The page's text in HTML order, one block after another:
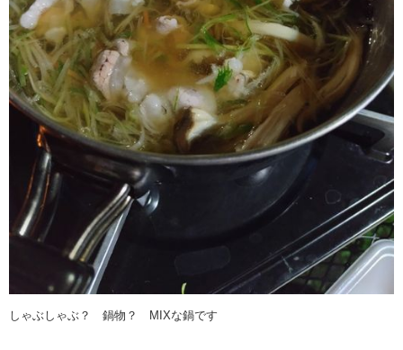
しゃぶしゃぶ？ 鍋物？ MIXな鍋です